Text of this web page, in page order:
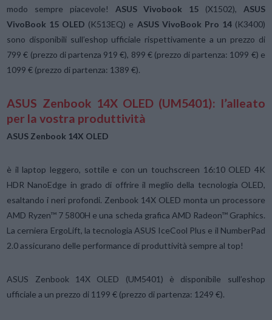
modo sempre piacevole! ASUS Vivobook 15 (X1502), ASUS
VivoBook 15 OLED (K513EQ) e ASUS VivoBook Pro 14(K3400)
sono disponibili sull’eshop ufficiale rispettivamente a un prezzo di
799 € (prezzo di partenza 919 €), 899 € (prezzo di partenza: 1099 €) e
1099 € (prezzo di partenza: 1389 €).
ASUS Zenbook 14X OLED (UM5401): l’alleato
per la vostra produttività
ASUS Zenbook 14X OLED
è il laptop leggero, sottile e con un touchscreen 16:10 OLED 4K
HDR NanoEdge in grado di offrire il meglio della tecnologia OLED,
esaltando i neri profondi. Zenbook 14X OLED monta un processore
AMD Ryzen™ 7 5800H e una scheda grafica AMD Radeon™ Graphics.
La cerniera ErgoLift, la tecnologia ASUS IceCool Plus e il NumberPad
2.0 assicurano delle performance di produttività sempre al top!
ASUS Zenbook 14X OLED (UM5401) è disponibile sull’eshop
ufficiale a un prezzo di 1199 € (prezzo di partenza: 1249 €).